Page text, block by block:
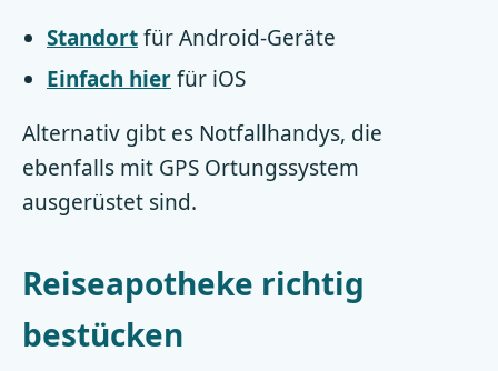
Standortfür Android-Geräte
Einfach hierfür iOS
Alternativ gibt es Notfallhandys, die
ebenfalls mit GPS Ortungssystem
ausgerüstet sind.
Reiseapotheke richtig
bestücken